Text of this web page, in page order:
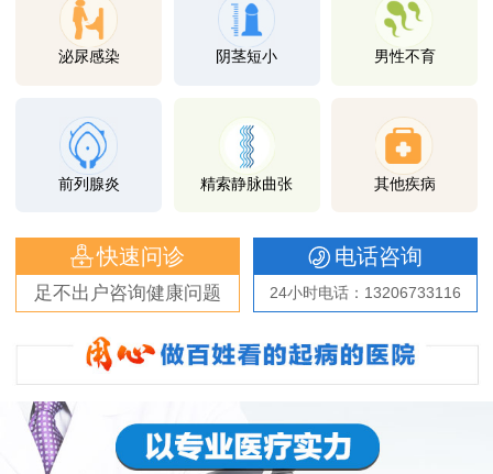
泌尿感染 阴茎短小 男性不育
前列腺炎 精索静脉曲张 其他疾病
快速问诊
足不出户咨询健康问题
电话咨询
24小时电话：13206733116